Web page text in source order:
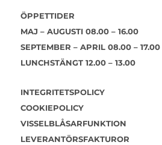
ÖPPETTIDER
MAJ – AUGUSTI 08.00 – 16.00
SEPTEMBER – APRIL 08.00 – 17.00
LUNCHSTÄNGT 12.00 – 13.00
INTEGRITETSPOLICY
COOKIEPOLICY
VISSELBLÅSARFUNKTION
LEVERANTÖRSFAKTUROR